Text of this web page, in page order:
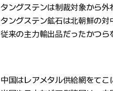
タングステンは制裁対象から外
タングステン鉱石は北朝鮮の対
従来の主力輸出品だったかつら
中国はレアメタル供給網をてこ